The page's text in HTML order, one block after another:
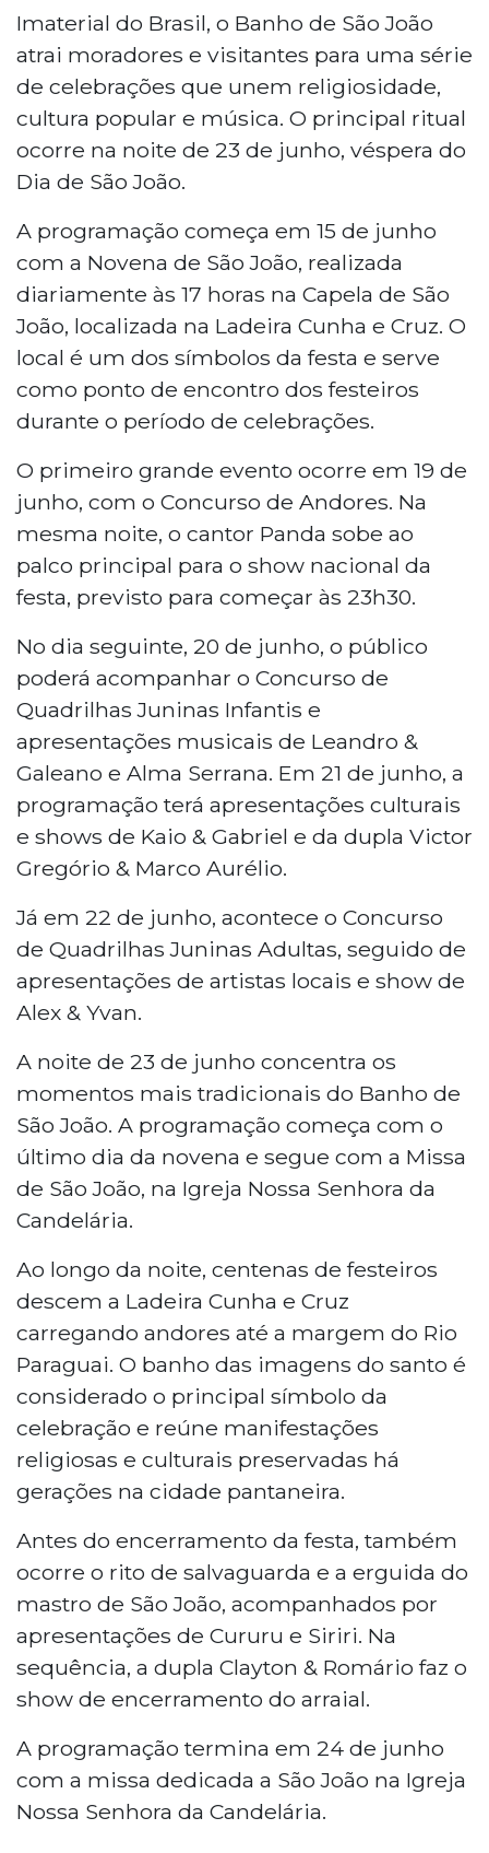
reconhecida como Patrimônio Cultural
Imaterial do Brasil, que ocorre de 15 a 24
de junho. A festa inclui shows de Panda,
Clayton e Romário, concursos de andores
e quadrilhas juninas. O ponto alto ocorre
em 23 de junho, com a descida de
festeiros pela Ladeira Cunha e Cruz até o
Rio Paraguai para o tradicional banho dos
andores.
Imaterial do Brasil, o Banho de São João
atrai moradores e visitantes para uma série
de celebrações que unem religiosidade,
cultura popular e música. O principal ritual
ocorre na noite de 23 de junho, véspera do
Dia de São João.
A programação começa em 15 de junho
com a Novena de São João, realizada
diariamente às 17 horas na Capela de São
João, localizada na Ladeira Cunha e Cruz. O
local é um dos símbolos da festa e serve
como ponto de encontro dos festeiros
durante o período de celebrações.
O primeiro grande evento ocorre em 19 de
junho, com o Concurso de Andores. Na
mesma noite, o cantor Panda sobe ao
palco principal para o show nacional da
festa, previsto para começar às 23h30.
No dia seguinte, 20 de junho, o público
poderá acompanhar o Concurso de
Quadrilhas Juninas Infantis e
apresentações musicais de Leandro &
Galeano e Alma Serrana. Em 21 de junho, a
programação terá apresentações culturais
e shows de Kaio & Gabriel e da dupla Victor
Gregório & Marco Aurélio.
Já em 22 de junho, acontece o Concurso
de Quadrilhas Juninas Adultas, seguido de
apresentações de artistas locais e show de
Alex & Yvan.
A noite de 23 de junho concentra os
momentos mais tradicionais do Banho de
São João. A programação começa com o
último dia da novena e segue com a Missa
de São João, na Igreja Nossa Senhora da
Candelária.
Ao longo da noite, centenas de festeiros
descem a Ladeira Cunha e Cruz
carregando andores até a margem do Rio
Paraguai. O banho das imagens do santo é
considerado o principal símbolo da
celebração e reúne manifestações
religiosas e culturais preservadas há
gerações na cidade pantaneira.
Antes do encerramento da festa, também
ocorre o rito de salvaguarda e a erguida do
mastro de São João, acompanhados por
apresentações de Cururu e Siriri. Na
sequência, a dupla Clayton & Romário faz o
show de encerramento do arraial.
A programação termina em 24 de junho
com a missa dedicada a São João na Igreja
Nossa Senhora da Candelária.